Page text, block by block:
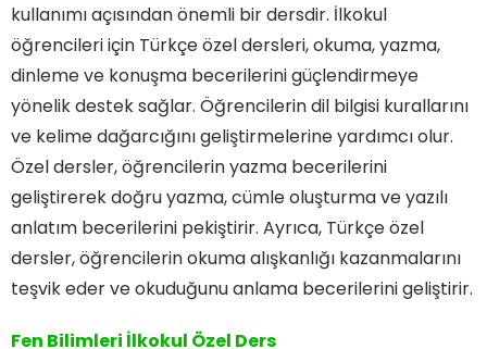
kullanımı açısından önemli bir dersdir. İlkokul
öğrencileri için Türkçe özel dersleri, okuma, yazma,
dinleme ve konuşma becerilerini güçlendirmeye
yönelik destek sağlar. Öğrencilerin dil bilgisi kurallarını
ve kelime dağarcığını geliştirmelerine yardımcı olur.
Özel dersler, öğrencilerin yazma becerilerini
geliştirerek doğru yazma, cümle oluşturma ve yazılı
anlatım becerilerini pekiştirir. Ayrıca, Türkçe özel
dersler, öğrencilerin okuma alışkanlığı kazanmalarını
teşvik eder ve okuduğunu anlama becerilerini geliştirir.
Fen Bilimleri İlkokul Özel Ders